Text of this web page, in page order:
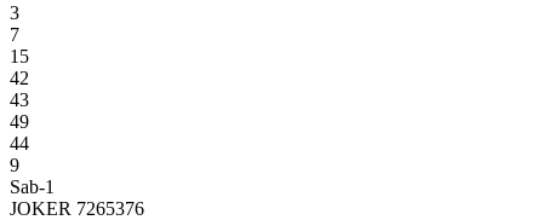
3
7
15
42
43
49
44
9
Sab-1
JOKER 7265376